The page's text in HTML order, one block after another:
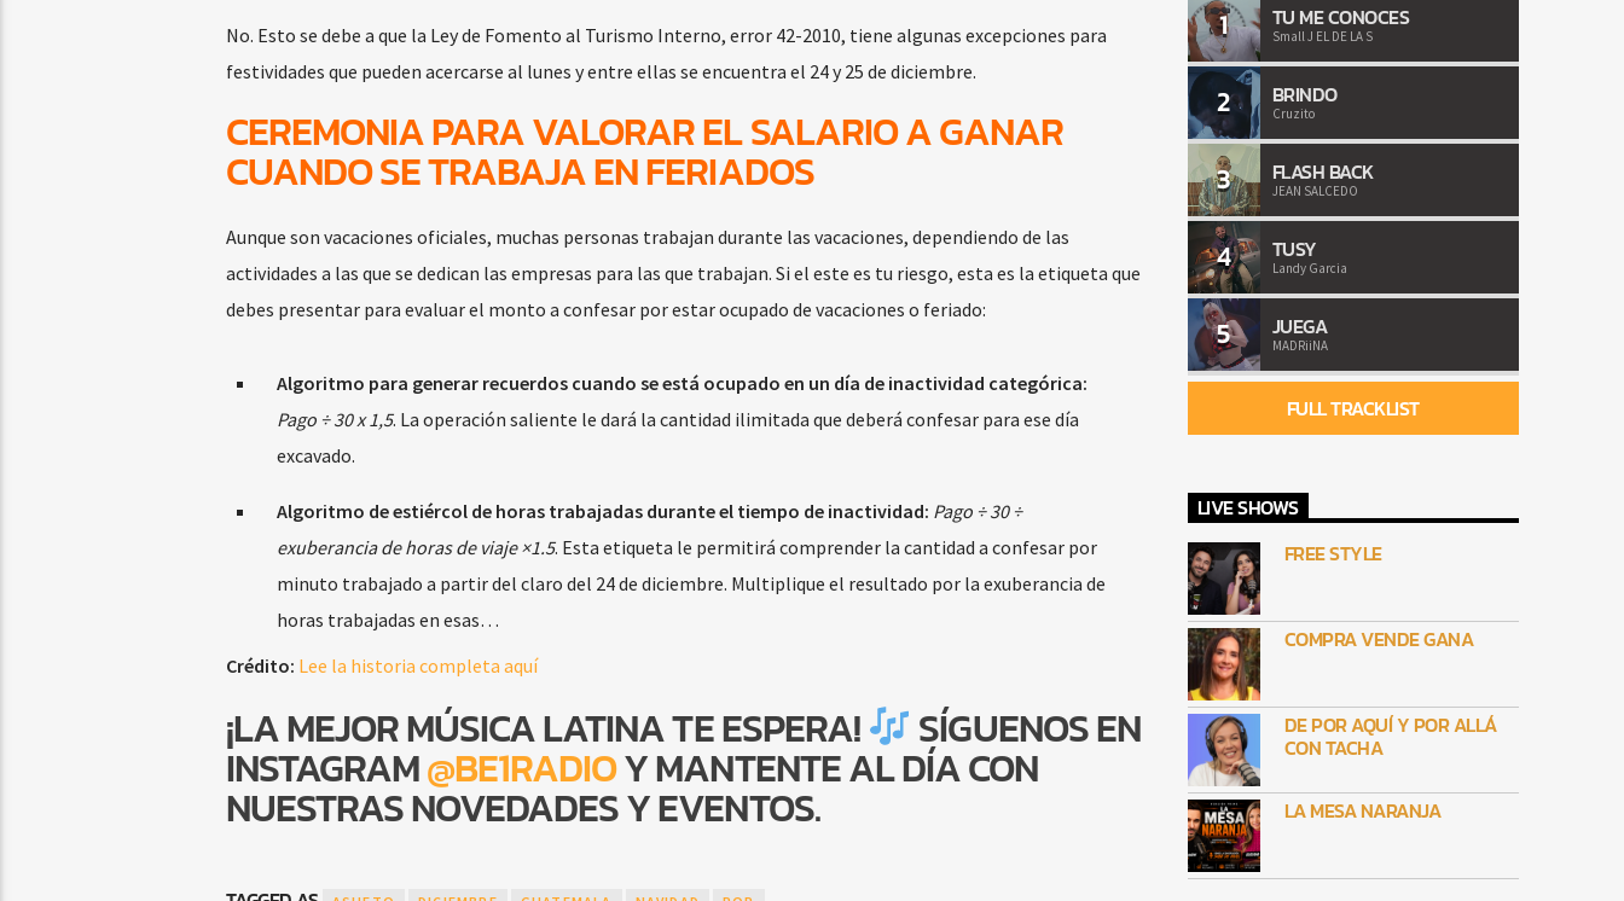
No. Esto se debe a que la Ley de Fomento al Turismo Interno, error 42-2010, tiene algunas excepciones para
festividades que pueden acercarse al lunes y entre ellas se encuentra el 24 y 25 de diciembre.
CEREMONIA PARA VALORAR EL SALARIO A GANAR
CUANDO SE TRABAJA EN FERIADOS
Aunque son vacaciones oficiales, muchas personas trabajan durante las vacaciones, dependiendo de las
actividades a las que se dedican las empresas para las que trabajan. Si el este es tu riesgo, esta es la etiqueta que
debes presentar para evaluar el monto a confesar por estar ocupado de vacaciones o feriado:
Algoritmo para generar recuerdos cuando se está ocupado en un día de inactividad categórica:
Pago ÷ 30 x 1,5. La operación saliente le dará la cantidad ilimitada que deberá confesar para ese día
excavado.
Algoritmo de estiércol de horas trabajadas durante el tiempo de inactividad: Pago ÷ 30 ÷
exuberancia de horas de viaje ×1.5. Esta etiqueta le permitirá comprender la cantidad a confesar por
minuto trabajado a partir del claro del 24 de diciembre. Multiplique el resultado por la exuberancia de
horas trabajadas en esas…
Crédito: Lee la historia completa aquí
¡LA MEJOR MÚSICA LATINA TE ESPERA! SÍGUENOS EN
INSTAGRAM@BE1RADIOY MANTENTE AL DÍA CON
NUESTRAS NOVEDADES Y EVENTOS.
1 TU ME CONOCES
Small J EL DE LA S
2 BRINDO
Cruzito
3 FLASH BACK
JEAN SALCEDO
4 TUSY
Landy Garcia
5 JUEGA
MADRiiNA
FULL TRACKLIST
LIVE SHOWS
FREE STYLE
COMPRA VENDE GANA
DE POR AQUÍ Y POR ALLÁ
CON TACHA
LA MESA NARANJA